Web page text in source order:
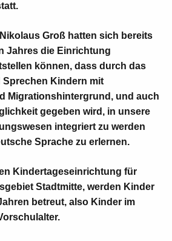
Groß hatten sich bereits
Jahres die Einrichtung
können, dass durch das
Sprechen Kindern mit
Migrationshintergrund, und auch
gegeben wird, in unsere
integriert zu werden
Sprache zu erlernen.
Kindertageseinrichtung für
Stadtmitte, werden Kinder
betreut, also Kinder im